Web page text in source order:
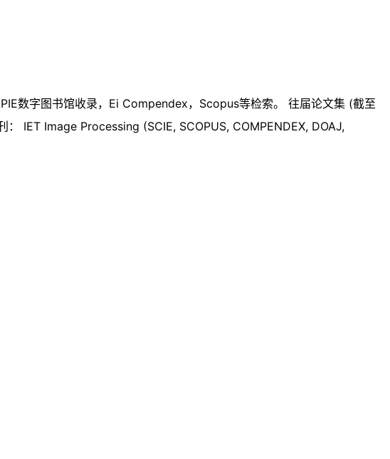
数字图书馆收录，Ei Compendex，Scopus等检索。 往届论文集 (截至
IET Image Processing (SCIE, SCOPUS, COMPENDEX, DOAJ,